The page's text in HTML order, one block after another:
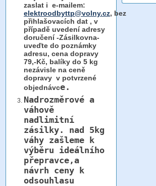
zaslat i e-mailem:
elektroodbyttp@volny.cz, bez
přihlašovacích dat , v
případě uvedení adresy
doručení -Zásilkovna-
uveďte do poznámky
adresu, cena dopravy
79,-Kč, balíky do 5 kg
nezávisle na ceně
dopravy v potvrzené
objednávce.
Nadrozměrové a
váhově
nadlimitní
zásilky. nad 5kg
váhy zašleme k
výběru ideálního
přepravce,a
návrh ceny k
odsouhlasu